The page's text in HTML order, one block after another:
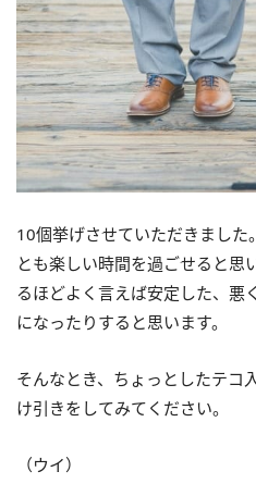
10個挙げさせていただきました
とも楽しい時間を過ごせると思
るほどよく言えば安定した、悪
になったりすると思います。
そんなとき、ちょっとしたテコ
け引きをしてみてください。
（ウイ）